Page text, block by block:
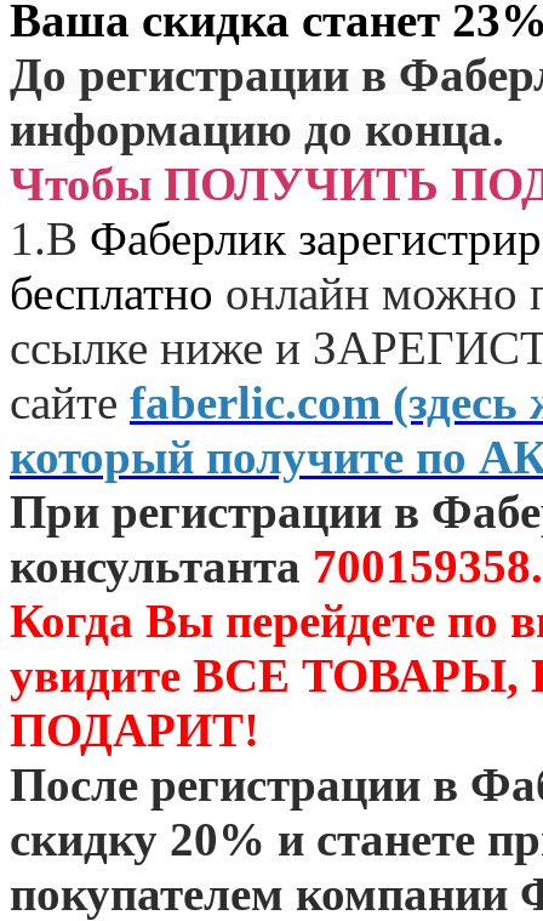
Ваша скидка станет
До регистрации в
информацию до конца.
Чтобы ПОЛУЧИТЬ
1.В Фаберлик
бесплатно онлайн можно
ссылке ниже и
сайте faberlic.com
который получите по
При регистрации в
консультанта 700159358.
Когда Вы перейдете по
увидите ВСЕ
ПОДАРИТ!
После регистрации в
скидку 20% и станете
покупателем компании